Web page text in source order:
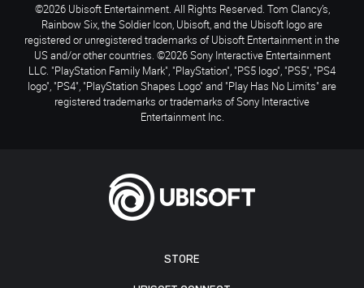
STORE
©2026 Ubisoft Entertainment. All Rights Reserved. Tom Clancy’s,
Rainbow Six, the Soldier Icon, Ubisoft, and the Ubisoft logo are
registered or unregistered trademarks of Ubisoft Entertainment in the
US and/or other countries. ©2026 Sony Interactive Entertainment
LLC. "PlayStation Family Mark", "PlayStation", "PS5 logo", "PS5", "PS4
logo", "PS4", "PlayStation Shapes Logo" and "Play Has No Limits" are
registered trademarks or trademarks of Sony Interactive
Entertainment Inc.